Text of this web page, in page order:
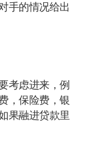
手的情况给出
考虑进来，例
，保险费，银
果融进贷款里